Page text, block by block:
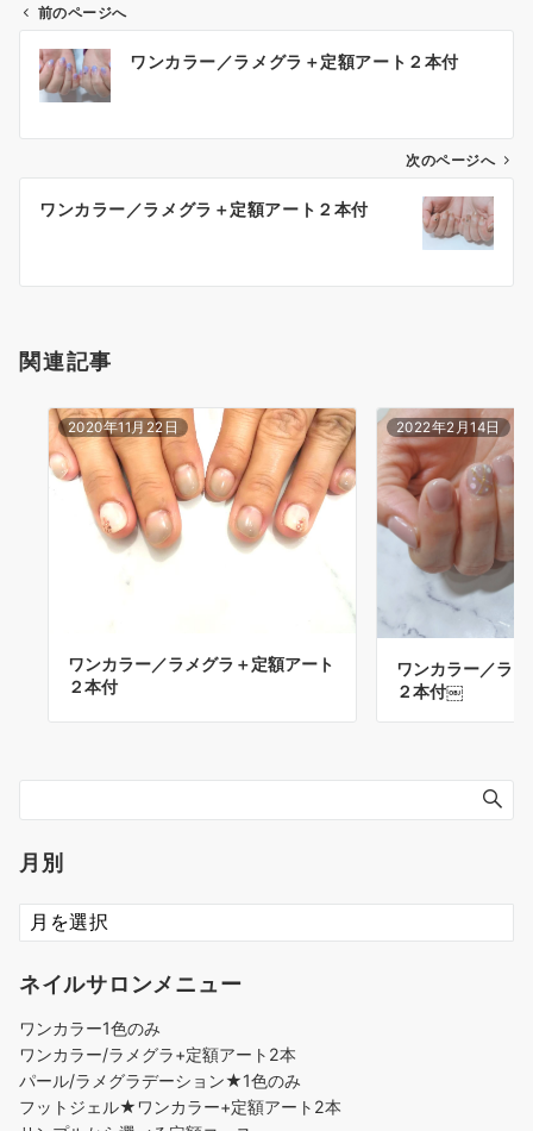
前のページへ
ワンカラー／ラメグラ＋定額アート２本付
次のページへ
ワンカラー／ラメグラ＋定額アート２本付
関連記事
2020年11月22日
ワンカラー／ラメグラ＋定額アート
２本付
2022年2月14日
ワンカラー／ラ
２本付￼
月別
ネイルサロンメニュー
ワンカラー1色のみ
ワンカラー/ラメグラ+定額アート2本
パール/ラメグラデーション★1色のみ
フットジェル★ワンカラー+定額アート2本